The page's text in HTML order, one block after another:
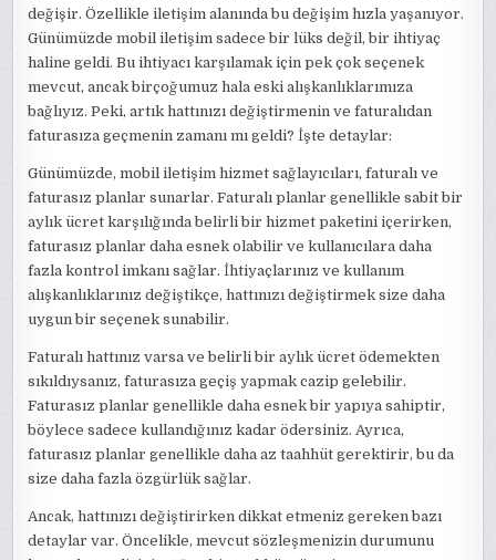
değişir. Özellikle iletişim alanında bu değişim hızla yaşanıyor.
Günümüzde mobil iletişim sadece bir lüks değil, bir ihtiyaç
haline geldi. Bu ihtiyacı karşılamak için pek çok seçenek
mevcut, ancak birçoğumuz hala eski alışkanlıklarımıza
bağlıyız. Peki, artık hattınızı değiştirmenin ve faturalıdan
faturasıza geçmenin zamanı mı geldi? İşte detaylar:
Günümüzde, mobil iletişim hizmet sağlayıcıları, faturalı ve
faturasız planlar sunarlar. Faturalı planlar genellikle sabit bir
aylık ücret karşılığında belirli bir hizmet paketini içerirken,
faturasız planlar daha esnek olabilir ve kullanıcılara daha
fazla kontrol imkanı sağlar. İhtiyaçlarınız ve kullanım
alışkanlıklarınız değiştikçe, hattınızı değiştirmek size daha
uygun bir seçenek sunabilir.
Faturalı hattınız varsa ve belirli bir aylık ücret ödemekten
sıkıldıysanız, faturasıza geçiş yapmak cazip gelebilir.
Faturasız planlar genellikle daha esnek bir yapıya sahiptir,
böylece sadece kullandığınız kadar ödersiniz. Ayrıca,
faturasız planlar genellikle daha az taahhüt gerektirir, bu da
size daha fazla özgürlük sağlar.
Ancak, hattınızı değiştirirken dikkat etmeniz gereken bazı
detaylar var. Öncelikle, mevcut sözleşmenizin durumunu